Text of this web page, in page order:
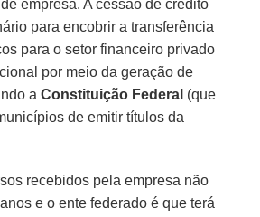
empresa. A cessão de crédito
para encobrir a transferência
para o setor financeiro privado
por meio da geração de
aConstituição Federal (que
de emitir títulos da
recebidos pela empresa não
e o ente federado é que terá